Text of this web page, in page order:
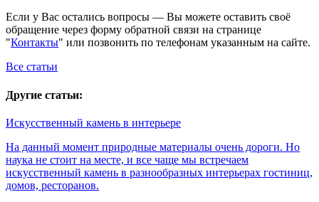
Если у Вас остались вопросы — Вы можете оставить своё
обращение через форму обратной связи на странице
"Контакты" или позвонить по телефонам указанным на сайте.
Все статьи
Другие статьи:
Искусственный камень в интерьере
На данный момент природные материалы очень дороги. Но
наука не стоит на месте, и все чаще мы встречаем
искусственный камень в разнообразных интерьерах гостиниц,
домов, ресторанов.